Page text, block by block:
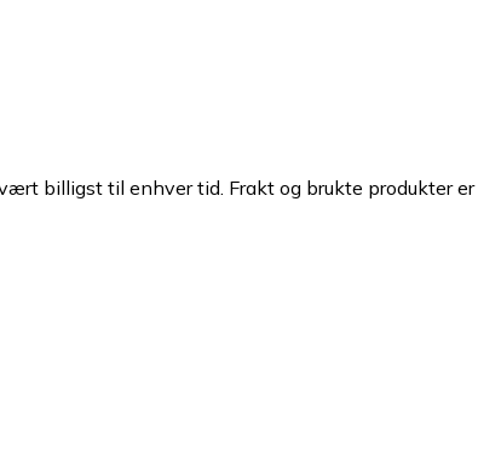
billigst til enhver tid. Frakt og brukte produkter er